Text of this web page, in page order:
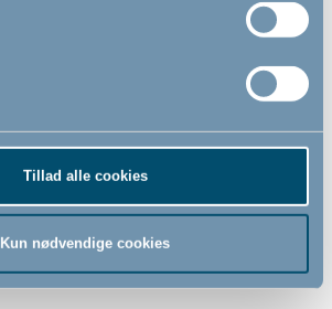
Tillad alle cookies
Kun nødvendige cookies